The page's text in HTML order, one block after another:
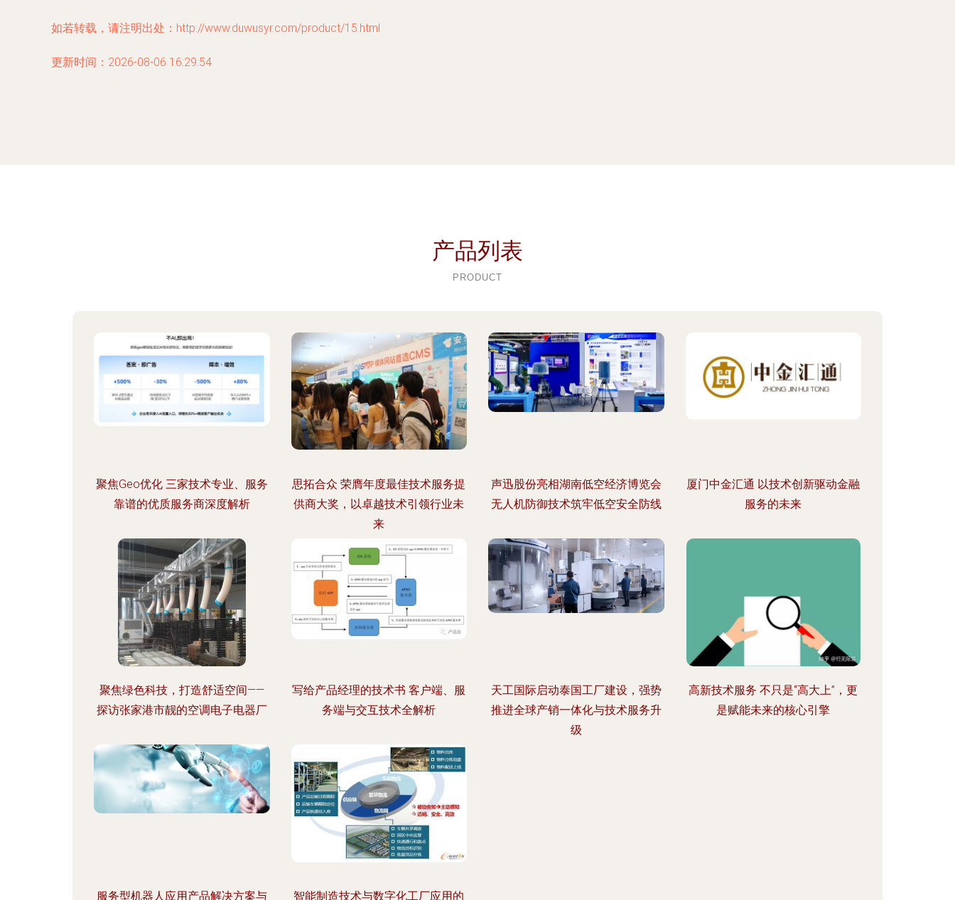
如若转载，请注明出处：http://www.duwusyr.com/product/15.html
更新时间：2026-08-06 16:29:54
产品列表
PRODUCT
聚焦Geo优化 三家技术专业、服务
靠谱的优质服务商深度解析
思拓合众 荣膺年度最佳技术服务提
供商大奖，以卓越技术引领行业未
来
声迅股份亮相湖南低空经济博览会
无人机防御技术筑牢低空安全防线
厦门中金汇通 以技术创新驱动金融
服务的未来
聚焦绿色科技，打造舒适空间——
探访张家港市靓的空调电子电器厂
写给产品经理的技术书 客户端、服
务端与交互技术全解析
天工国际启动泰国工厂建设，强势
推进全球产销一体化与技术服务升
级
高新技术服务 不只是“高大上”，更
是赋能未来的核心引擎
服务型机器人应用产品解决方案与
智能制造技术与数字化工厂应用的